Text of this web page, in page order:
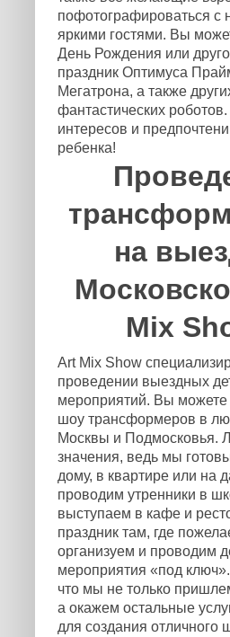
пофотографироваться
яркими гостями. Вы
День Рождения или
праздник Оптимуса
Мегатрона, а также
фантастических
интересов и
ребенка!
на
Mix
Art Mix Show
проведении выездных
мероприятий. Вы можете
шоу трансформеров в
Москвы и Подмосковья.
значения, ведь мы
дому, в квартире или на
проводим утренники в
выступаем в кафе и
праздник там, где
организуем и проводим
мероприятия «под
что мы не только
а окажем остальные
для создания отличного